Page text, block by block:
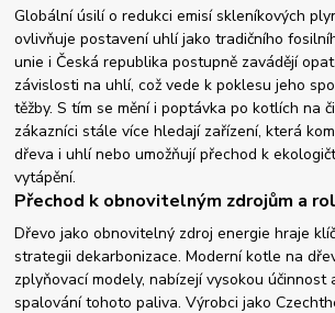
Globální úsilí o redukci emisí skleníkových
ovlivňuje postavení uhlí jako tradičního
unie i Česká republika postupně zavádějí
závislosti na uhlí, což vede k poklesu jeho
těžby. S tím se mění i poptávka po kotlích na
zákazníci stále více hledají zařízení, která
dřeva i uhlí nebo umožňují přechod k
vytápění.
Přechod k obnovitelným zdrojům a
Dřevo jako obnovitelný zdroj energie hraje
strategii dekarbonizace. Moderní kotle na
zplyňovací modely, nabízejí vysokou účinnost
spalování tohoto paliva. Výrobci jako